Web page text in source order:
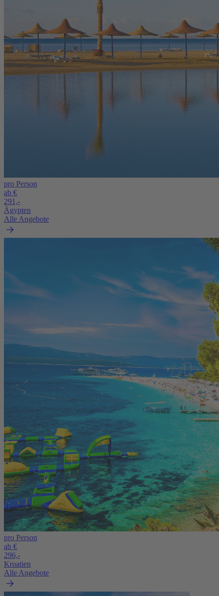
pro Person
ab €
291,-
Ägypten
Alle Angebote
pro Person
ab €
296,-
Kroatien
Alle Angebote